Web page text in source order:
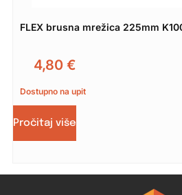
FLEX brusna mrežica 225mm
4,80 €
Dostupno na upit
Pročitaj više